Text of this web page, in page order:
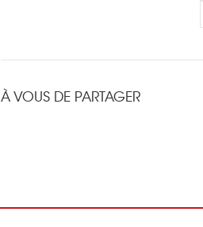
À VOUS DE PARTAGER